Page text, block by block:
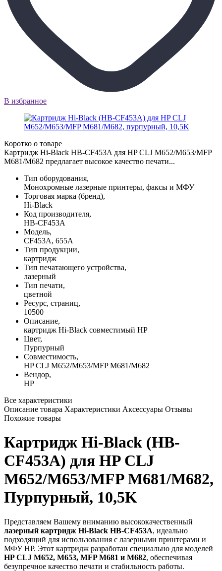
В избранное
Коротко о товаре
Картридж Hi-Black HB-CF453A для HP CLJ M652/M653/MFP
M681/M682 предлагает высокое качество печати...
Тип оборудования,
Монохромные лазерные принтеры, факсы и МФУ
Торговая марка (бренд),
Hi-Black
Код производителя,
HB-CF453A
Модель,
CF453A, 655A
Тип продукции,
картридж
Тип печатающего устройства,
лазерный
Тип печати,
цветной
Ресурс, страниц,
10500
Описание,
картридж Hi-Black совместимый HP
Цвет,
Пурпурный
Совместимость,
HP CLJ M652/M653/MFP M681/M682
Вендор,
HP
Все характеристики
Описание товара Характеристики Аксессуары Отзывы
Похожие товары
Картридж Hi-Black (HB-
CF453A) для HP CLJ
M652/M653/MFP M681/M682,
Пурпурный, 10,5K
Представляем Вашему вниманию высококачественный
лазерный картридж Hi-Black HB-CF453A, идеально
подходящий для использования с лазерными принтерами и
МФУ HP. Этот картридж разработан специально для моделей
HP CLJ M652, M653, MFP M681 и M682, обеспечивая
безупречное качество печати и стабильность работы.